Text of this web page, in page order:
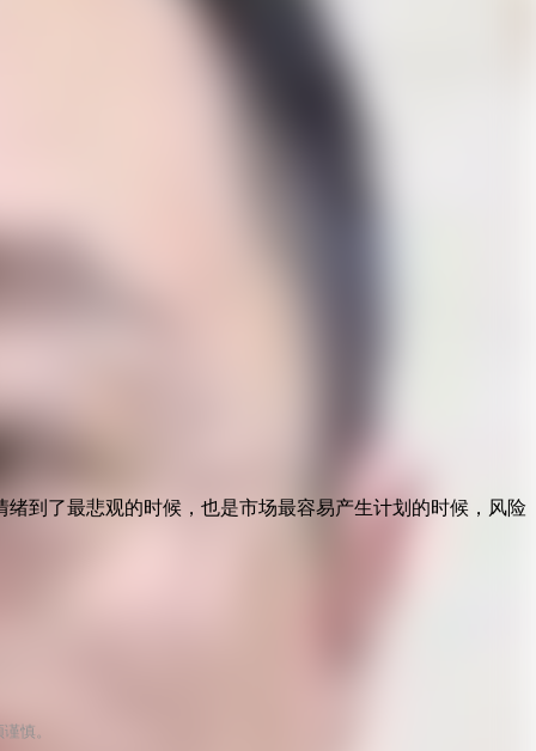
到了最悲观的时候，也是市场最容易产生计划的时候，风险
慎。